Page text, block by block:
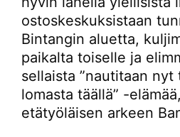
ostoskeskuksistaan
Bintangin aluetta,
paikalta toiselle ja
sellaista ”nautitaan nyt
lomasta täällä” -
etätyöläisen arkeen